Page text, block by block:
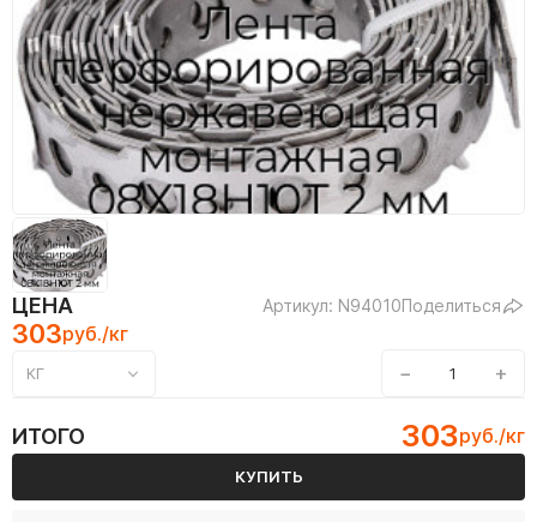
ЦЕНА Артикул: N94010Поделиться
303руб./кг
КГ − +
ИТОГО 303руб./кг
КУПИТЬ